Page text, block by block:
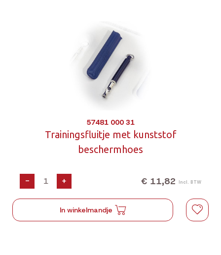
57481 000 31
Trainingsfluitje met kunststof
beschermhoes
- + € 11,82 Incl. BTW
In winkelmandje